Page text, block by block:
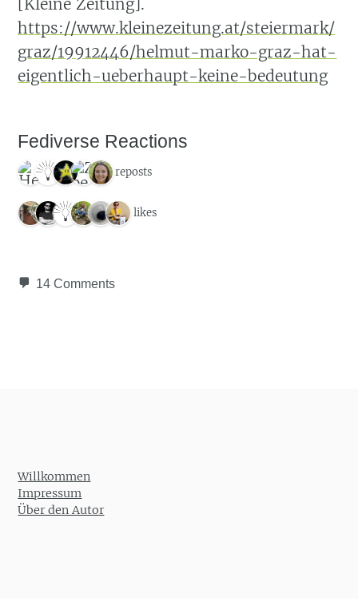
[Kleine Zeitung].
https://www.kleinezeitung.at/steiermark/
graz/19912446/helmut-marko-graz-hat-
eigentlich-ueberhaupt-keine-bedeutung
Fediverse Reactions
5 reposts
6 likes
14 Comments
Willkommen
Impressum
Über den Autor